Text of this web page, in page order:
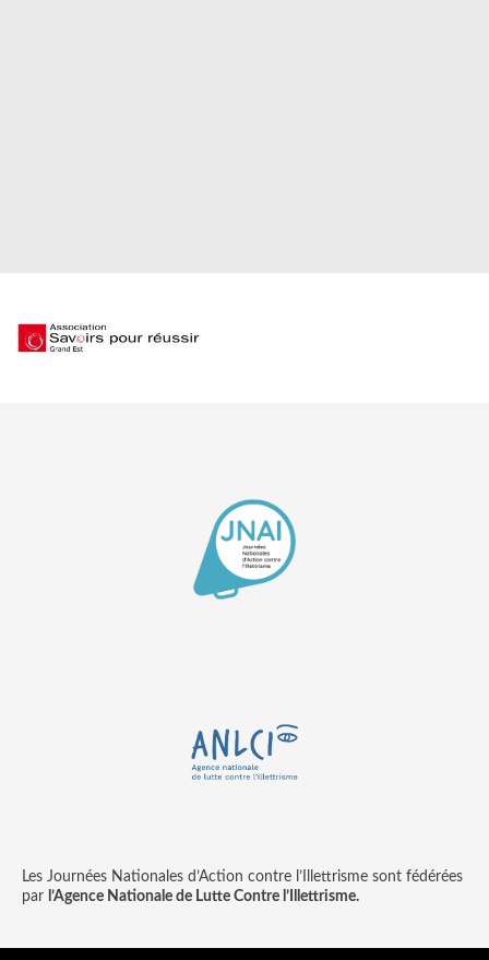
Les Journées Nationales d’Action contre l’Illettrisme sont fédérées
par l’Agence Nationale de Lutte Contre l’Illettrisme.